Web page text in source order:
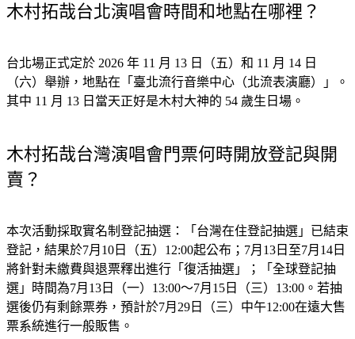
木村拓哉台北演唱會時間和地點在哪裡？
台北場正式定於 2026 年 11 月 13 日（五）和 11 月 14 日
（六）舉辦，地點在「臺北流行音樂中心（北流表演廳）」。
其中 11 月 13 日當天正好是木村大神的 54 歲生日場。
木村拓哉台灣演唱會門票何時開放登記與開
賣？
本次活動採取實名制登記抽選：「台灣在住登記抽選」已結束
登記，結果於7月10日（五）12:00起公布；7月13日至7月14日
將針對未繳費與退票釋出進行「復活抽選」；「全球登記抽
選」時間為7月13日（一）13:00～7月15日（三）13:00。若抽
選後仍有剩餘票券，預計於7月29日（三）中午12:00在遠大售
票系統進行一般販售。